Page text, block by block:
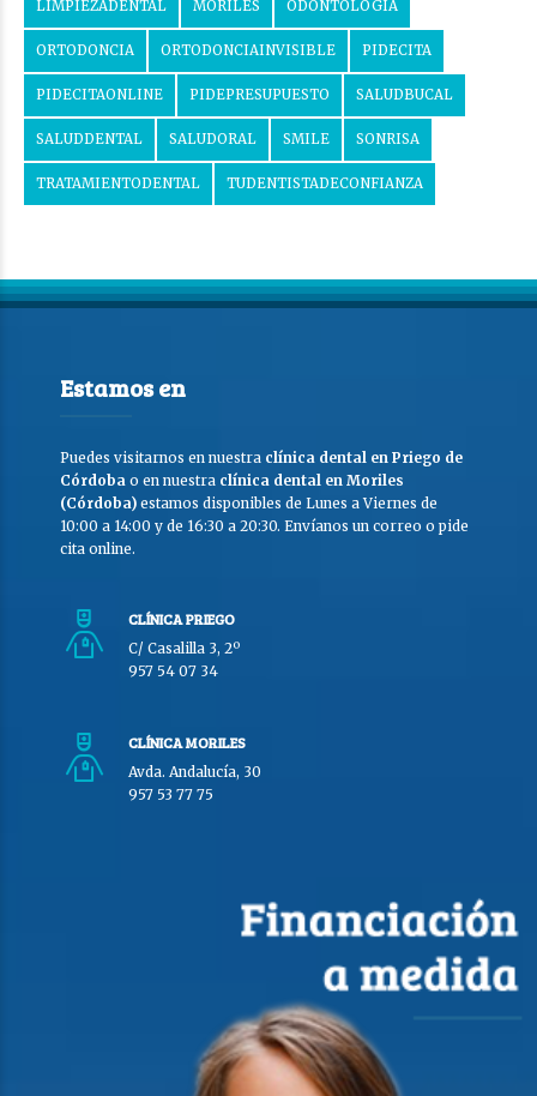
LIMPIEZADENTAL MORILES ODONTOLOGIA
ORTODONCIA ORTODONCIAINVISIBLE PIDECITA
PIDECITAONLINE PIDEPRESUPUESTO SALUDBUCAL
SALUDDENTAL SALUDORAL SMILE SONRISA
TRATAMIENTODENTAL TUDENTISTADECONFIANZA
Estamos en
Puedes visitarnos en nuestra clínica dental en Priego de
Córdoba o en nuestra clínica dental en Moriles
(Córdoba) estamos disponibles de Lunes a Viernes de
10:00 a 14:00 y de 16:30 a 20:30. Envíanos un correo o pide
cita online.
CLÍNICA PRIEGO
C/ Casalilla 3, 2º
957 54 07 34
CLÍNICA MORILES
Avda. Andalucía, 30
957 53 77 75